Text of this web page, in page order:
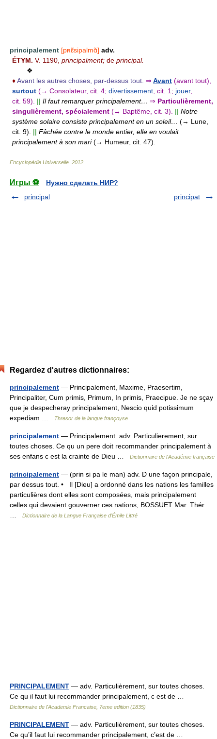
principalement [pʀɛ̃sipalmɑ̃] adv.
ÉTYM. V. 1190, principalment; de principal.
❖
♦Avant les autres choses, par-dessus tout. ⇒ Avant (avant tout),
surtout (→ Consolateur, cit. 4; divertissement , cit. 1; jouer,
cit. 59).
|| Il faut remarquer principalement… ⇒ Particulièrement,
singulièrement, spécialement (→ Baptême, cit. 3). || Notre
système solaire consiste principalement en un soleil… (→ Lune,
cit. 9).
|| Fâchée contre le monde entier, elle en voulait
principalement à son mari(→ Humeur, cit. 47).
Encyclopédie Universelle 2012
Игры ⚽
Нужно сделать НИР?
principal
principat
Regardez d'autres dictionnaires:
principalement — Principalement, Maxime, Praesertim,
Principaliter, Cum primis, Primum, In primis, Praecipue. Je ne sçay
que je despecheray principalement, Nescio quid potissimum
expediam …
Thresor de la langue françoyse
principalement — Principalement. adv. Particulierement, sur
toutes choses. Ce qu un pere doit recommander principalement à
ses enfans c est la crainte de Dieu …
Dictionnaire de l'Académie française
principalement — (prin si pa le man) adv. D une façon principale,
par dessus tout. • Il [Dieu] a ordonné dans les nations les familles
particulières dont elles sont composées, mais principalement
celles qui devaient gouverner ces nations, BOSSUET Mar. Thér..…
Dictionnaire de la Langue Française d'Émile Littré
PRINCIPALEMENT — adv. Particulièrement, sur toutes choses.
Ce qu il faut lui recommander principalement, c est de …
Dictionnaire de l'Academie Francaise, 7eme edition (1835)
PRINCIPALEMENT — adv. Particulièrement, sur toutes choses.
Ce qu’il faut lui recommander principalement, c’est de …